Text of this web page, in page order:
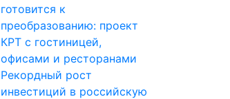
готовится к
преобразованию: проект
КРТ с гостиницей,
офисами и ресторанами
Рекордный рост
инвестиций в российскую